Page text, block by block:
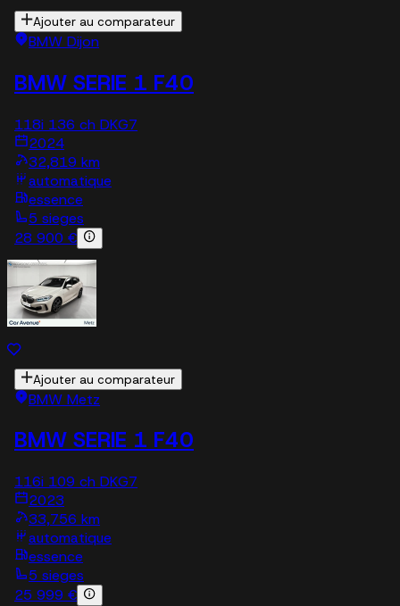
Ajouter au comparateur
BMW Dijon
BMW SERIE 1 F40
118i 136 ch DKG7
2024
32,819 km
automatique
essence
5 sieges
28 900 €
Ajouter au comparateur
BMW Metz
BMW SERIE 1 F40
116i 109 ch DKG7
2023
33,756 km
automatique
essence
5 sieges
25 999 €